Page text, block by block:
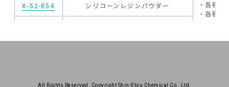
・各種
・各種
X-52-854 シリコーンレジンパウダー
All Rights Reserved. Copyright Shin-Etsu Chemical Co., Ltd.